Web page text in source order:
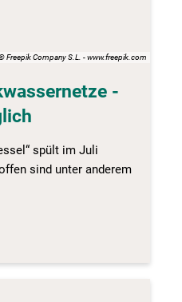
Freepik Company S.L. - www.freepik.com
-
spült im Juli
sind unter anderem